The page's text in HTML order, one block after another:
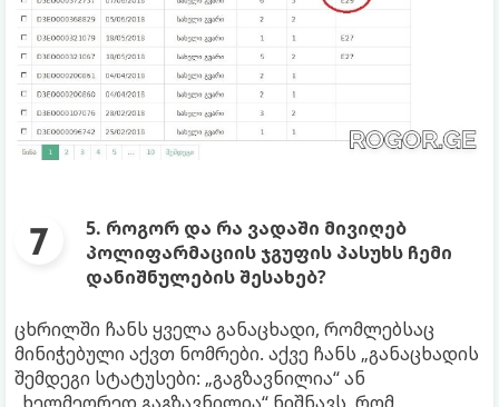
5. როგორ და რა ვადაში მივიღებ
პოლიფარმაციის ჯგუფის პასუხს ჩემი
დანიშნულების შესახებ?
ცხრილში ჩანს ყველა განაცხადი, რომლებსაც
მინიჭებული აქვთ ნომრები. აქვე ჩანს „განაცხადის
შემდეგი სტატუსები: „გაგზავნილია“ ან